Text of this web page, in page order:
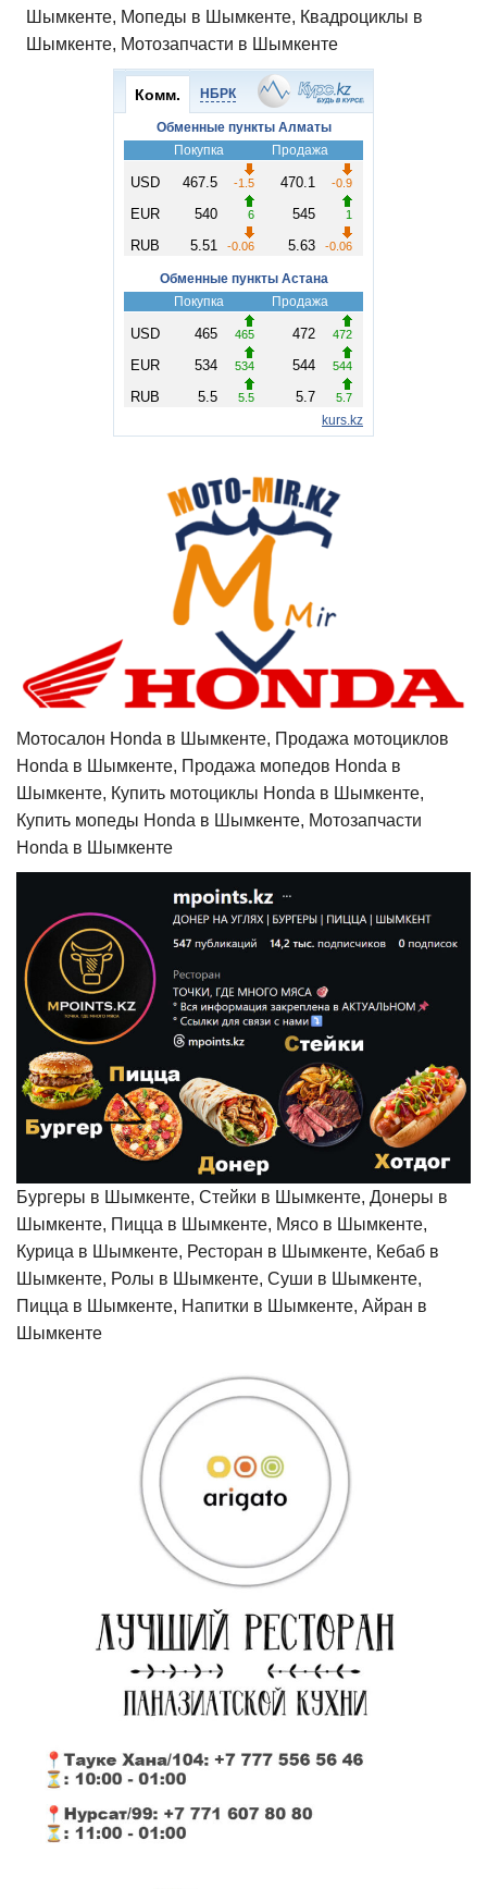
Шымкенте, Мопеды в Шымкенте, Квадроциклы в
Шымкенте, Мотозапчасти в Шымкенте
Мотосалон Honda в Шымкенте, Продажа мотоциклов
Honda в Шымкенте, Продажа мопедов Honda в
Шымкенте, Купить мотоциклы Honda в Шымкенте,
Купить мопеды Honda в Шымкенте, Мотозапчасти
Honda в Шымкенте
Бургеры в Шымкенте, Стейки в Шымкенте, Донеры в
Шымкенте, Пицца в Шымкенте, Мясо в Шымкенте,
Курица в Шымкенте, Ресторан в Шымкенте, Кебаб в
Шымкенте, Ролы в Шымкенте, Суши в Шымкенте,
Пицца в Шымкенте, Напитки в Шымкенте, Айран в
Шымкенте